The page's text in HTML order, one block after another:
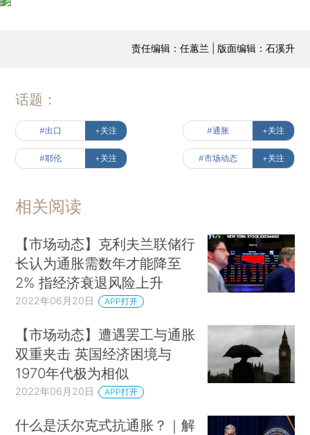
责任编辑：任蕙兰 | 版面编辑：石溪升
话题：
#出口 +关注 #通胀 +关注
#耶伦 +关注 #市场动态 +关注
相关阅读
【市场动态】克利夫兰联储行
长认为通胀需数年才能降至
2% 指经济衰退风险上升
2022年06月20日 APP打开
【市场动态】遭遇罢工与通胀
双重夹击 英国经济困境与
1970年代极为相似
2022年06月20日 APP打开
什么是沃尔克式抗通胀？｜解